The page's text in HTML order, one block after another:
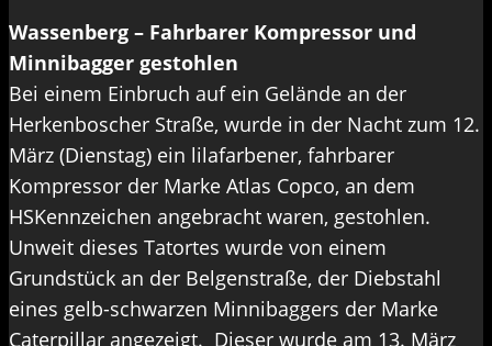
Wassenberg – Fahrbarer Kompressor und
Minnibagger gestohlen
Bei einem Einbruch auf ein Gelände an der
Herkenboscher Straße, wurde in der Nacht zum 12.
März (Dienstag) ein lilafarbener, fahrbarer
Kompressor der Marke Atlas Copco, an dem
HSKennzeichen angebracht waren, gestohlen.
Unweit dieses Tatortes wurde von einem
Grundstück an der Belgenstraße, der Diebstahl
eines gelb-schwarzen Minnibaggers der Marke
Caterpillar angezeigt. Dieser wurde am 13. März